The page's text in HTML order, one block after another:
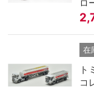
ロ
在
ト
コ